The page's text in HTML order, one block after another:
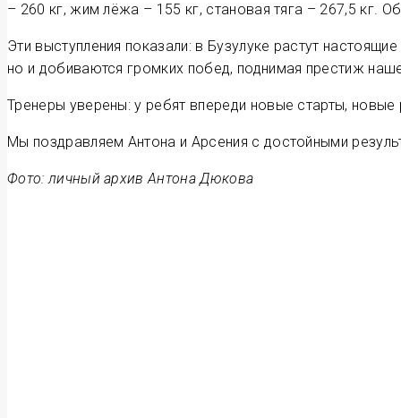
– 260 кг, жим лёжа – 155 кг, становая тяга – 267,5 кг.
Эти выступления показали: в Бузулуке растут
но и добиваются громких побед, поднимая прес­тиж
Тренеры уверены: у ребят впереди новые старты,
Мы поздравляем Антона и Арсения с достойными
Фото: личный архив Антона Дюкова